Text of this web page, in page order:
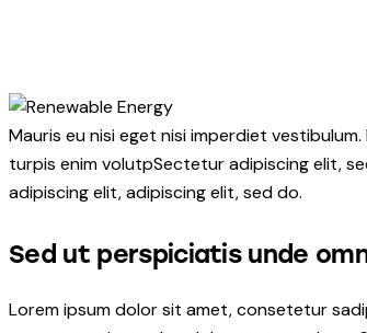
Mauris eu nisi eget nisi imperdiet
turpis enim volutpSectetur adipiscing elit,
adipiscing elit, adipiscing elit, sed do.
Sed ut perspiciatis unde
Lorem ipsum dolor sit amet, consetetur